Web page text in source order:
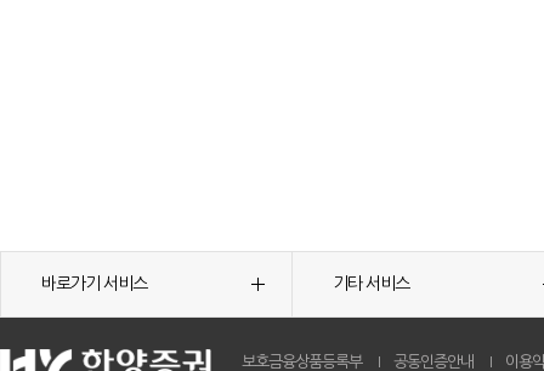
바로가기 서비스 기타 서비스
보호금융상품등록부 공동인증안내 이용